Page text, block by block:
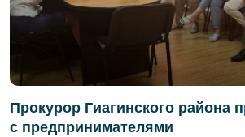
Прокурор Гиагинского района
с предпринимателями